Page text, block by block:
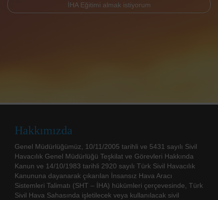
İHA Eğitimi almak istiyorum
Hakkımızda
Genel Müdürlüğümüz, 10/11/2005 tarihli ve 5431 sayılı Sivil
Havacılık Genel Müdürlüğü Teşkilat ve Görevleri Hakkında
Kanun ve 14/10/1983 tarihli 2920 sayılı Türk Sivil Havacılık
Kanununa dayanarak çıkarılan İnsansız Hava Aracı
Sistemleri Talimatı (SHT – İHA) hükümleri çerçevesinde, Türk
Sivil Hava Sahasında işletilecek veya kullanılacak sivil